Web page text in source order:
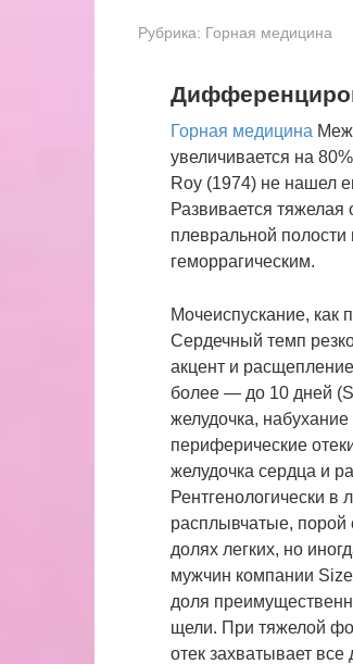
Рубрика: Горная медицина
Горная медицина
увеличивается на
Roy (1974) не нашел
Развивается тяжелая
плевральной полости
геморрагическим.
Мочеиспускание, как
Сердечный темп
акцент и
более — до 10 дней
желудочка,
периферические
желудочка сердца и
Рентгенологически в
расплывчатые,
долях легких, но
мужчин компании
доля
щели. При тяжелой
отек захватывает